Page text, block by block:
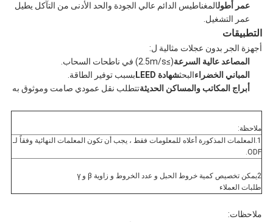
عمر أطولالمغناطيس الدائم عالي الجودة والحد الأدنى من التآكل يطيل
عمر التشغيل.
التطبيقات
أجهزة الجر بدون عجلات مثالية ل:
المصاعد عالية السرعة(≥2.5m/s) في ناطحات السحاب.
المباني الخضراءالبحثشهادة LEED
بسبب توفير الطاقة.
أبراج المكاتب والمساكن الحديثةتتطلب نقل عمودي صامت وموثوق به
ملاحظة:
1.المعلمات المذكورة أعلاه للمعلومات فقط ، يجب أن تكون المعلمات النهائية وفقاً لـ
ODF.
2يمكن تخصيص كمية خروط الحبل و عدد الخروط و زاوية β و γ
طلبات العملاء
ملاحظات: